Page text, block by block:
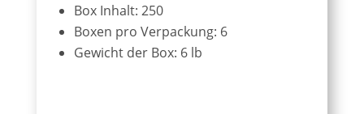
Box Inhalt: 250
Boxen pro Verpackung: 6
Gewicht der Box: 6 lb